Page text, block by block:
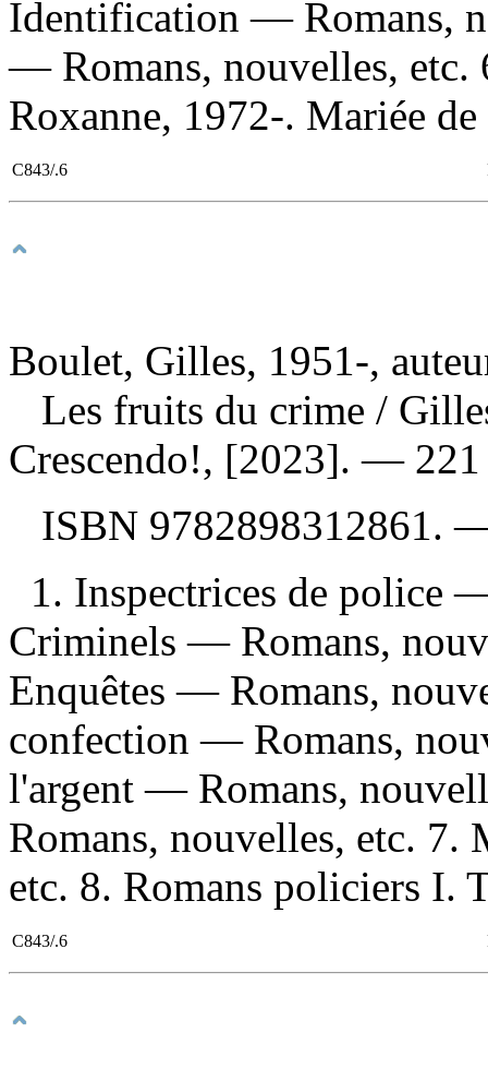
Identification — Romans,
— Romans, nouvelles, etc.
Roxanne, 1972-. Mariée
C843/.6
Boulet, Gilles, 1951-,
Les fruits du crime /
Crescendo!, [2023]. — 221
ISBN 9782898312861.
1. Inspectrices de police
Criminels — Romans,
Enquêtes — Romans,
confection — Romans,
l'argent — Romans,
Romans, nouvelles, etc.
etc. 8. Romans policiers I.
C843/.6